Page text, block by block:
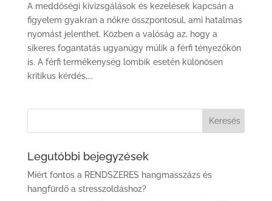
A meddőségi kivizsgálások és kezelések kapcsán a
figyelem gyakran a nőkre összpontosul, ami hatalmas
nyomást jelenthet. Közben a valóság az, hogy a
sikeres fogantatás ugyanúgy múlik a férfi tényezőkön
is. A férfi termékenység lombik esetén különösen
kritikus kérdés,...
Legutóbbi bejegyzések
Miért fontos a RENDSZERES hangmasszázs és
hangfürdő a stresszoldáshoz?